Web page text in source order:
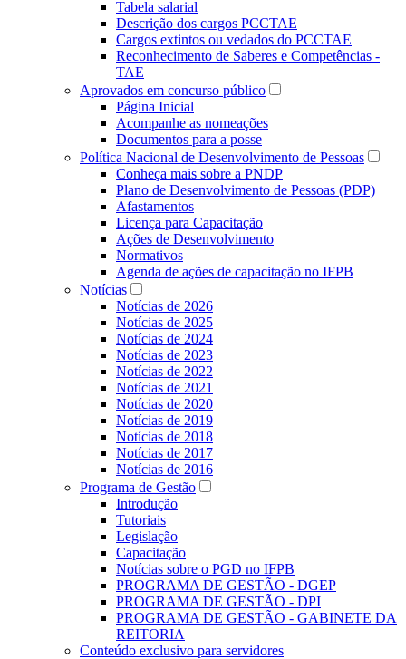
Tabela salarial
Descrição dos cargos PCCTAE
Cargos extintos ou vedados do PCCTAE
Reconhecimento de Saberes e Competências -
TAE
Aprovados em concurso público
Página Inicial
Acompanhe as nomeações
Documentos para a posse
Política Nacional de Desenvolvimento de Pessoas
Conheça mais sobre a PNDP
Plano de Desenvolvimento de Pessoas (PDP)
Afastamentos
Licença para Capacitação
Ações de Desenvolvimento
Normativos
Agenda de ações de capacitação no IFPB
Notícias
Notícias de 2026
Notícias de 2025
Notícias de 2024
Notícias de 2023
Notícias de 2022
Notícias de 2021
Notícias de 2020
Notícias de 2019
Notícias de 2018
Notícias de 2017
Notícias de 2016
Programa de Gestão
Introdução
Tutoriais
Legislação
Capacitação
Notícias sobre o PGD no IFPB
PROGRAMA DE GESTÃO - DGEP
PROGRAMA DE GESTÃO - DPI
PROGRAMA DE GESTÃO - GABINETE DA
REITORIA
Conteúdo exclusivo para servidores